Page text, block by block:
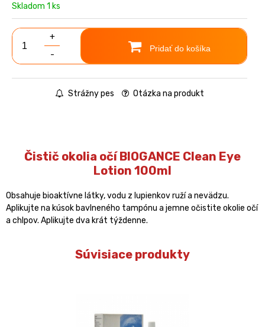
Skladom 1 ks
+
-
Pridať do košíka
Strážny pes Otázka na produkt
Čistič okolia očí BIOGANCE Clean Eye
Lotion 100ml
Obsahuje bioaktívne látky, vodu z lupienkov ruží a nevädzu.
Aplikujte na kúsok bavlneného tampónu a jemne očistite okolie očí
a chlpov. Aplikujte dva krát týždenne.
Súvisiace produkty